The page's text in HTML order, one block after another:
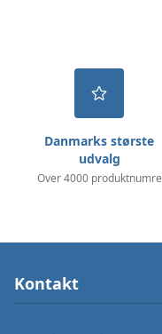
Danmarks største
udvalg
Over 4000 produktnumre
Kontakt